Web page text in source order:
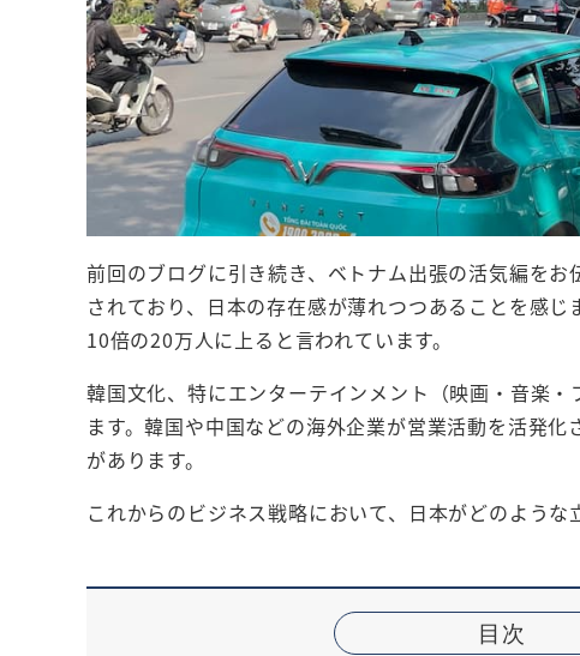
前回のブログに引き続き、ベトナム出張の活気編を
されており、日本の存在感が薄れつつあることを感
10倍の20万人に上ると言われています。
韓国文化、特にエンターテインメント（映画・音楽
ます。韓国や中国などの海外企業が営業活動を活発
があります。
これからのビジネス戦略において、日本がどのような
目次